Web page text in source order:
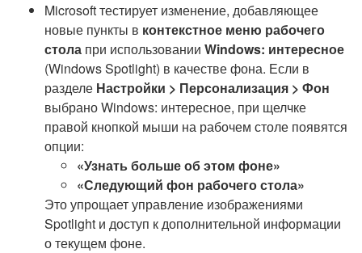
Microsoft тестирует изменение, добавляющее
новые пункты в контекстное меню рабочего
стола при использовании Windows: интересное
(Windows Spotlight) в качестве фона. Если в
разделе Настройки > Персонализация > Фон
выбрано Windows: интересное, при щелчке
правой кнопкой мыши на рабочем столе появятся
опции:
«Узнать больше об этом фоне»
«Следующий фон рабочего стола»
Это упрощает управление изображениями
Spotlight и доступ к дополнительной информации
о текущем фоне.